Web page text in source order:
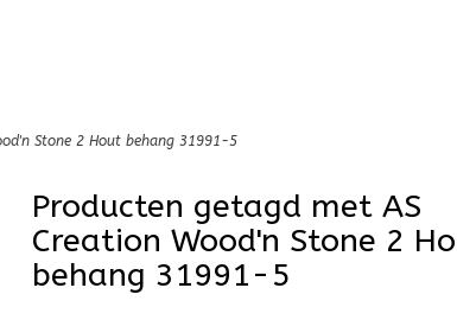
Stone 2 Hout behang 31991-5
Producten getagd met AS
Creation Wood'n Stone 2
behang 31991-5